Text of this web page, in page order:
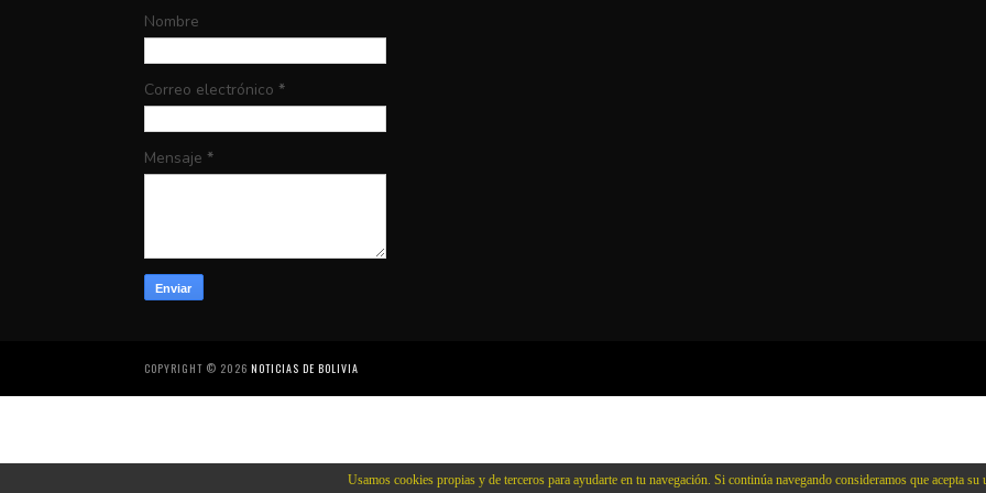
Nombre
Correo electrónico *
Mensaje *
COPYRIGHT © 2026 NOTICIAS DE BOLIVIA
Usamos cookies propias y de terceros para ayudarte en tu navegación. Si continúa navegando consideramos que acepta su